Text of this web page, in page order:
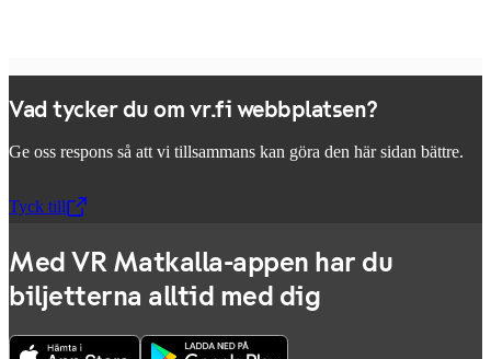
Vad tycker du om vr.fi webbplatsen?
Ge oss respons så att vi tillsammans kan göra den här sidan bättre.
Tyck till
,Öppnas i en ny flik
Med VR Matkalla-appen har du
biljetterna alltid med dig